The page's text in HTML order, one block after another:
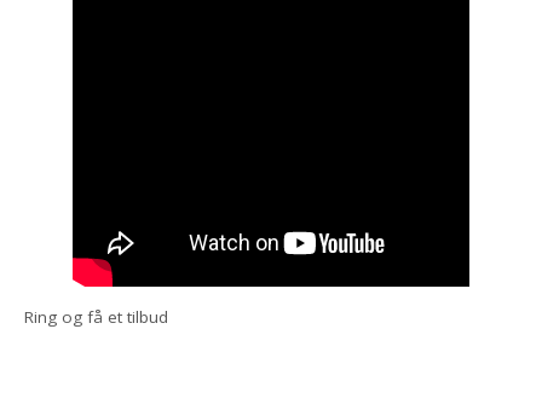
Ring og få et tilbud